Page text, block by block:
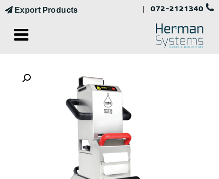
Export Products